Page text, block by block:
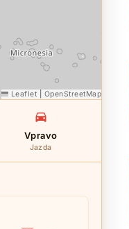
Leaflet OpenStreetMap
Vpravo
Jazda